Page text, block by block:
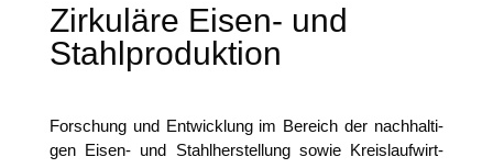
Zirkuläre Eisen- und
Stahlproduktion
For­schung und Ent­wick­lung im Bereich der nach­hal­ti­
gen Eisen- und Stahl­her­stel­lung sowie Kreis­lauf­wirt­